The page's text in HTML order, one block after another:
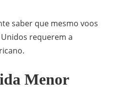
saber que mesmo voos
requerem a
Menor